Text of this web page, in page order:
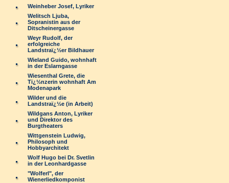
Weinheber Josef, Lyriker
Welitsch Ljuba,
Sopranistin aus der
Ditscheinergasse
Weyr Rudolf, der
erfolgreiche
Landstraï¿½er Bildhauer
Wieland Guido, wohnhaft
in der Eslarngasse
Wiesenthal Grete, die
Tï¿½nzerin wohnhaft Am
Modenapark
Wilder und die
Landstraï¿½e (in Arbeit)
Wildgans Anton, Lyriker
und Direktor des
Burgtheaters
Wittgenstein Ludwig,
Philosoph und
Hobbyarchitekt
Wolf Hugo bei Dr. Svetlin
in der Leonhardgasse
"Wolferl", der
Wienerliedkomponist